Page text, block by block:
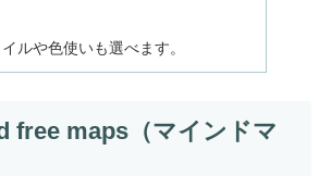
ルや色使いも選べます。
free maps（マインドマ